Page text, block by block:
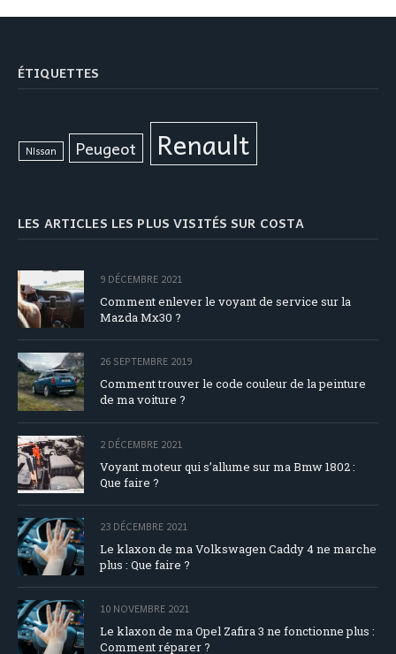
ÉTIQUETTES
Nissan Peugeot Renault
LES ARTICLES LES PLUS VISITÉS SUR COSTA
9 DÉCEMBRE 2021
Comment enlever le voyant de service sur la
Mazda Mx30 ?
26 SEPTEMBRE 2019
Comment trouver le code couleur de la peinture
de ma voiture ?
2 DÉCEMBRE 2021
Voyant moteur qui s’allume sur ma Bmw 1802 :
Que faire ?
23 DÉCEMBRE 2021
Le klaxon de ma Volkswagen Caddy 4 ne marche
plus : Que faire ?
10 NOVEMBRE 2021
Le klaxon de ma Opel Zafira 3 ne fonctionne plus :
Comment réparer ?